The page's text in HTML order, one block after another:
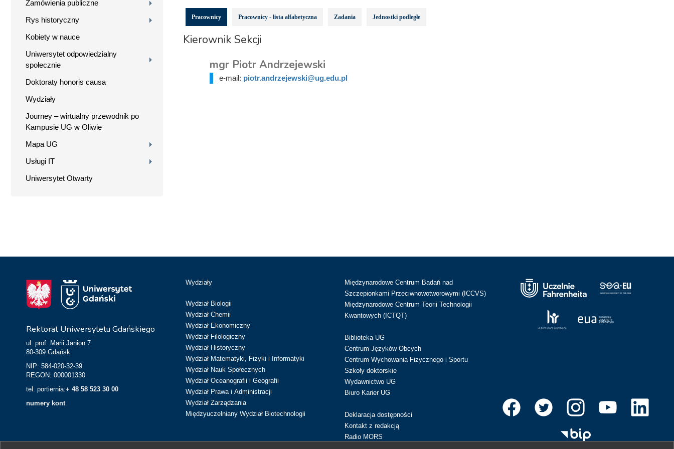
Zamówienia publiczne
Rys historyczny
Kobiety w nauce
Uniwersytet odpowiedzialny
społecznie
Doktoraty honoris causa
Wydziały
Journey – wirtualny przewodnik po
Kampusie UG w Oliwie
Mapa UG
Usługi IT
Uniwersytet Otwarty
Pracownicy Pracownicy - lista alfabetyczna Zadania Jednostki podległe
Kierownik Sekcji
mgr Piotr Andrzejewski
e-mail: piotr.andrzejewski@ug.edu.pl
Rektorat Uniwersytetu Gdańskiego
ul. prof. Marii Janion 7
80-309 Gdańsk
NIP: 584-020-32-39
REGON: 000001330
tel. portiernia:+ 48 58 523 30 00
numery kont
Wydziały
Wydział Biologii
Wydział Chemii
Wydział Ekonomiczny
Wydział Filologiczny
Wydział Historyczny
Wydział Matematyki, Fizyki i Informatyki
Wydział Nauk Społecznych
Wydział Oceanografii i Geografii
Wydział Prawa i Administracji
Wydział Zarządzania
Międzyuczelniany Wydział Biotechnologii
Międzynarodowe Centrum Badań nad
Szczepionkami Przeciwnowotworowymi (ICCVS)
Międzynarodowe Centrum Teorii Technologii
Kwantowych (ICTQT)
Biblioteka UG
Centrum Języków Obcych
Centrum Wychowania Fizycznego i Sportu
Szkoły doktorskie
Wydawnictwo UG
Biuro Karier UG
Deklaracja dostępności
Kontakt z redakcją
Radio MORS